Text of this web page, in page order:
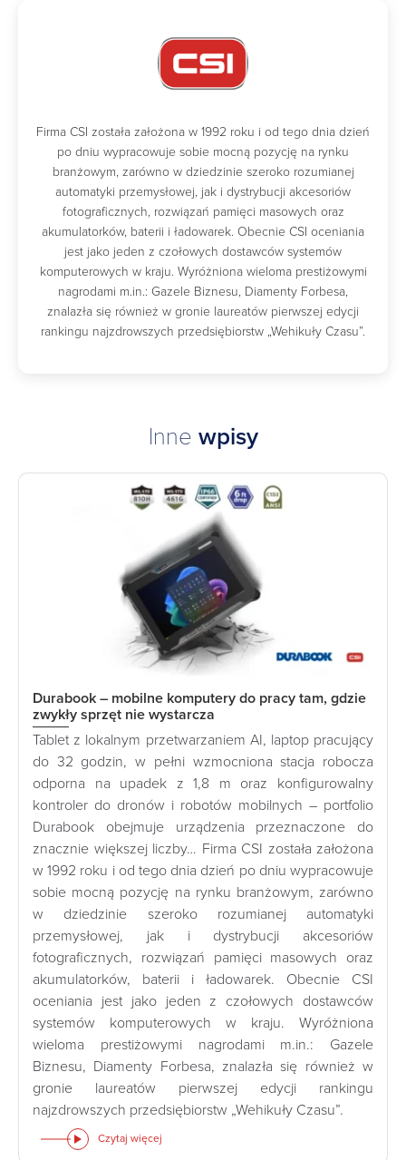
Firma CSI została założona w 1992 roku i od tego dnia dzień
po dniu wypracowuje sobie mocną pozycję na rynku
branżowym, zarówno w dziedzinie szeroko rozumianej
automatyki przemysłowej, jak i dystrybucji akcesoriów
fotograficznych, rozwiązań pamięci masowych oraz
akumulatorków, baterii i ładowarek. Obecnie CSI oceniania
jest jako jeden z czołowych dostawców systemów
komputerowych w kraju. Wyróżniona wieloma prestiżowymi
nagrodami m.in.: Gazele Biznesu, Diamenty Forbesa,
znalazła się również w gronie laureatów pierwszej edycji
rankingu najzdrowszych przedsiębiorstw „Wehikuły Czasu”.
Inne wpisy
Durabook – mobilne komputery do pracy tam, gdzie
zwykły sprzęt nie wystarcza
Tablet z lokalnym przetwarzaniem AI, laptop pracujący
do 32 godzin, w pełni wzmocniona stacja robocza
odporna na upadek z 1,8 m oraz konfigurowalny
kontroler do dronów i robotów mobilnych – portfolio
Durabook obejmuje urządzenia przeznaczone do
znacznie większej liczby… Firma CSI została założona
w 1992 roku i od tego dnia dzień po dniu wypracowuje
sobie mocną pozycję na rynku branżowym, zarówno
w dziedzinie szeroko rozumianej automatyki
przemysłowej, jak i dystrybucji akcesoriów
fotograficznych, rozwiązań pamięci masowych oraz
akumulatorków, baterii i ładowarek. Obecnie CSI
oceniania jest jako jeden z czołowych dostawców
systemów komputerowych w kraju. Wyróżniona
wieloma prestiżowymi nagrodami m.in.: Gazele
Biznesu, Diamenty Forbesa, znalazła się również w
gronie laureatów pierwszej edycji rankingu
najzdrowszych przedsiębiorstw „Wehikuły Czasu”.
Czytaj więcej